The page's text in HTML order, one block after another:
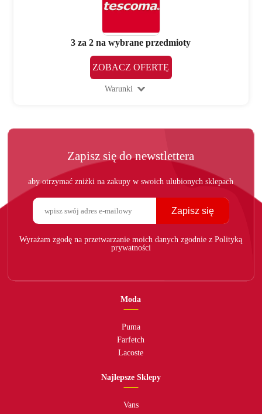
3 za 2 na wybrane przedmioty
ZOBACZ OFERTĘ
Warunki
Zapisz się do newstlettera
aby otrzymać zniżki na zakupy w swoich ulubionych sklepach
Zapisz się
Wyrażam zgodę na przetwarzanie moich danych zgodnie z Polityką
prywatności
Moda
Puma
Farfetch
Lacoste
Najlepsze Sklepy
Vans